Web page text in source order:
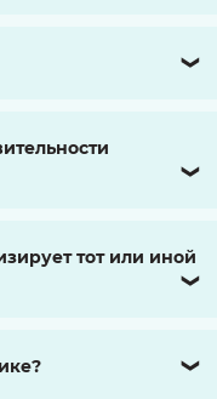
❯
❯
тот или иной
❯
❯